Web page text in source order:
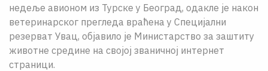
недеље авионом из Турске у Београд, одакле је након
ветеринарског прегледа враћена у Специјални
резерват Увац, објавило је Министарство за заштиту
животне средине на својој званичној интернет
страници.